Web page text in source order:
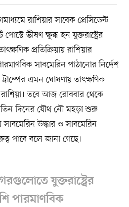
রাশিয়ার সাবেক প্রেসিডেন্ট
ভীষণ ক্ষুব্ধ হন যুক্তরাষ্ট্রের
প্রতিক্রিয়ায় রাশিয়ার
সাবমেরিন পাঠানোর নির্দেশ
এমন ঘোষণায় তাৎক্ষণিক
রাশিয়া। তবে আজ রোববার থেকে
তিন দিনের যৌথ নৌ মহড়া শুরু
উদ্ধার ও সাবমেরিন
পাবে বলে জানা গেছে।
যুক্তরাষ্ট্রের
পারমাণবিক